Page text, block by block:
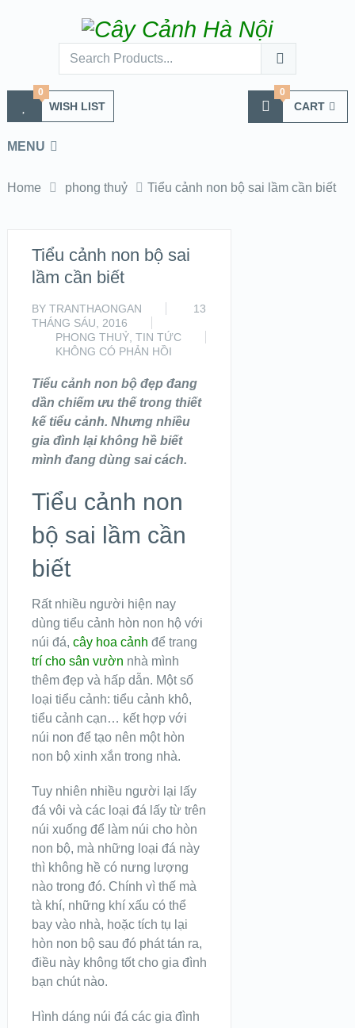
WISH LIST
0
CART
0
MENU
Home phong thuỷ Tiểu cảnh non bộ sai lầm cần biết
Tiểu cảnh non bộ sai
lầm cần biết
BY TRANTHAONGAN
13
THÁNG SÁU, 2016
PHONG THUỶ, TIN TỨC
KHÔNG CÓ PHẢN HỒI
Tiểu cảnh non bộ đẹp đang
dần chiếm ưu thế trong thiết
kế tiểu cảnh. Nhưng nhiều
gia đình lại không hề biết
mình đang dùng sai cách.
Tiểu cảnh non
bộ sai lầm cần
biết
Rất nhiều người hiện nay
dùng tiểu cảnh hòn non hộ với
núi đá, cây hoa cảnh để trang
trí cho sân vườn nhà mình
thêm đẹp và hấp dẫn. Một số
loại tiểu cảnh: tiểu cảnh khô,
tiểu cảnh cạn… kết hợp với
núi non để tạo nên một hòn
non bộ xinh xắn trong nhà.
Tuy nhiên nhiều người lại lấy
đá vôi và các loại đá lấy từ trên
núi xuống để làm núi cho hòn
non bộ, mà những loại đá này
thì không hề có nưng lượng
nào trong đó. Chính vì thế mà
tà khí, những khí xấu có thể
bay vào nhà, hoặc tích tụ lại
hòn non bộ sau đó phát tán ra,
điều này không tốt cho gia đình
bạn chút nào.
Hình dáng núi đá các gia đình